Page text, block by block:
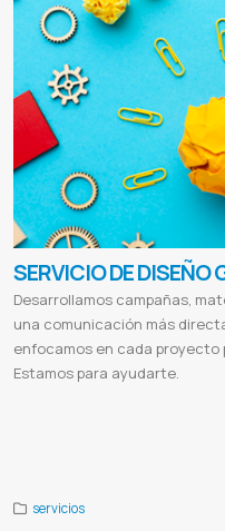
SERVICIO DE DISEÑO
Desarrollamos campañas,
una comunicación más
enfocamos en cada proyecto
Estamos para ayudarte.
servicios